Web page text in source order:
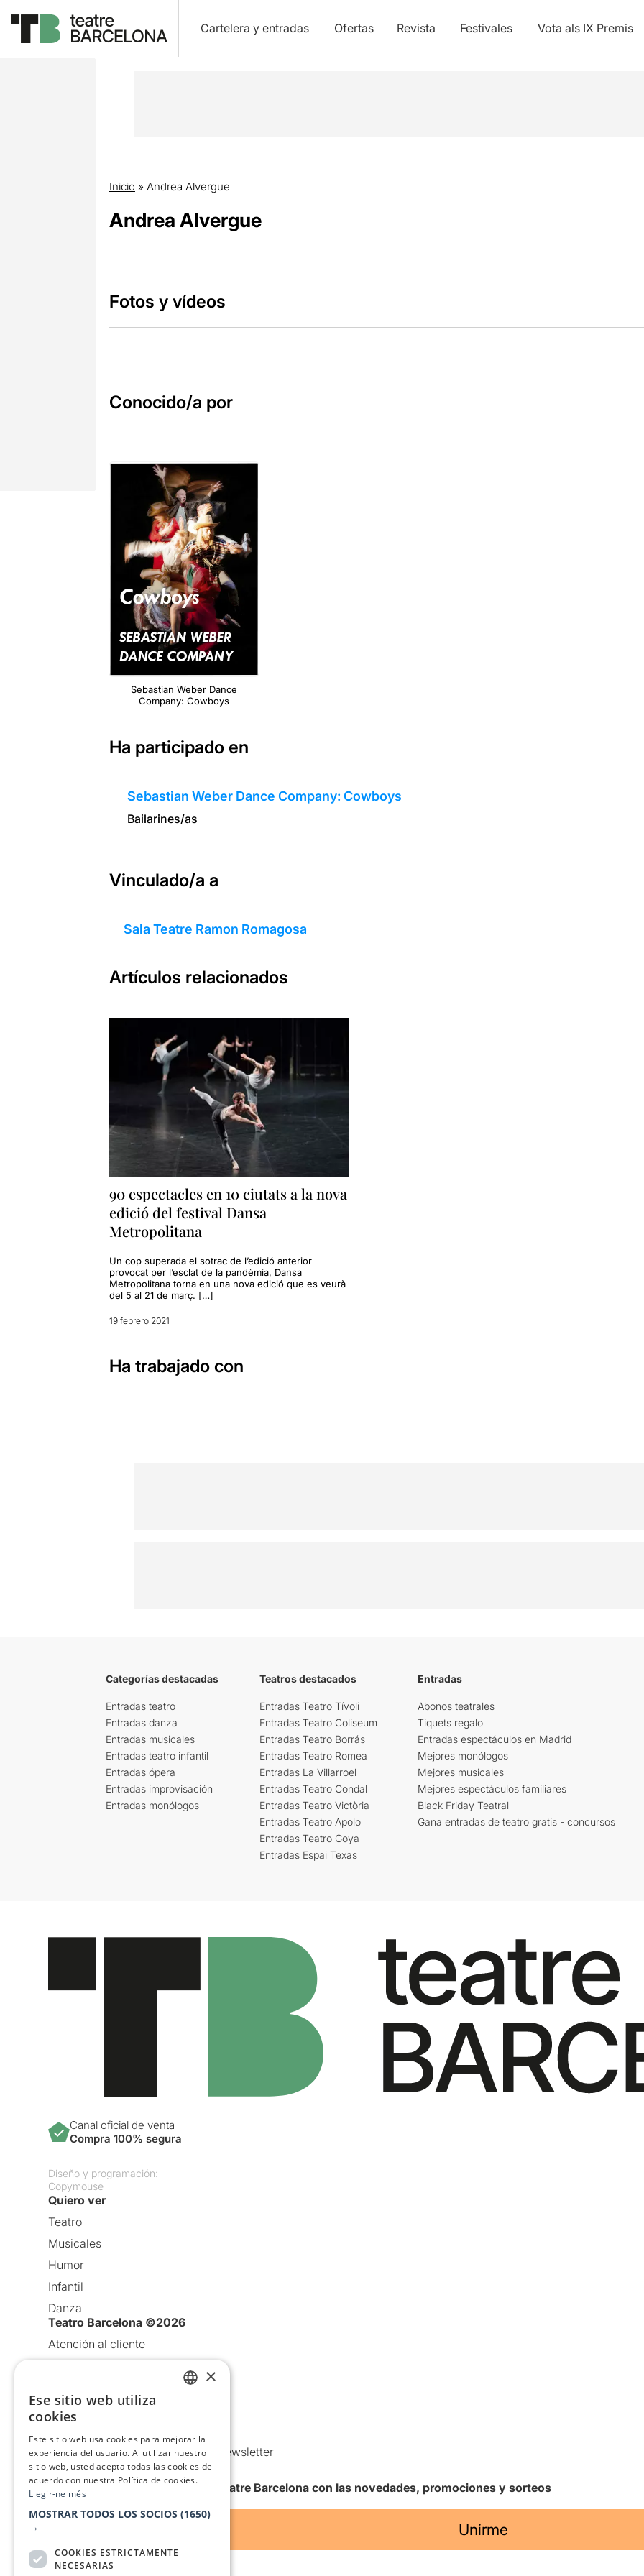
Cartelera y entradas Ofertas Revista Festivales Vota als IX Premis
Inicio » Andrea Alvergue
Andrea Alvergue
Fotos y vídeos
Conocido/a por
Sebastian Weber Dance
Company: Cowboys
Ha participado en
Sebastian Weber Dance Company: Cowboys
Bailarines/as
Vinculado/a a
Sala Teatre Ramon Romagosa
Artículos relacionados
90 espectacles en 10 ciutats a la nova
edició del festival Dansa
Metropolitana
Un cop superada el sotrac de l’edició anterior
provocat per l’esclat de la pandèmia, Dansa
Metropolitana torna en una nova edició que es veurà
del 5 al 21 de març. […]
19 febrero 2021
Ha trabajado con
Categorías destacadas
Entradas teatro
Entradas danza
Entradas musicales
Entradas teatro infantil
Entradas ópera
Entradas improvisación
Entradas monólogos
Teatros destacados
Entradas Teatro Tívoli
Entradas Teatro Coliseum
Entradas Teatro Borrás
Entradas Teatro Romea
Entradas La Villarroel
Entradas Teatro Condal
Entradas Teatro Victòria
Entradas Teatro Apolo
Entradas Teatro Goya
Entradas Espai Texas
Entradas
Abonos teatrales
Tiquets regalo
Entradas espectáculos en Madrid
Mejores monólogos
Mejores musicales
Mejores espectáculos familiares
Black Friday Teatral
Gana entradas de teatro gratis - concursos
Canal oficial de venta
Compra 100% segura
Diseño y programación:
Copymouse
Quiero ver
Teatro
Musicales
Humor
Infantil
Danza
Teatro Barcelona ©2026
Atención al cliente
Política de Cookies
Comunicaciones comerciales y Newsletter
Anuncia’t
Quiero recibir la newsletter de Teatre Barcelona con las novedades, promociones y sorteos
Unirme
×
Ese sitio web utiliza
cookies
Este sitio web usa cookies para mejorar la
experiencia del usuario. Al utilizar nuestro
sitio web, usted acepta todas las cookies de
acuerdo con nuestra Política de cookies.
Llegir-ne més
MOSTRAR TODOS LOS SOCIOS (1650)
→
COOKIES ESTRICTAMENTE
NECESARIAS